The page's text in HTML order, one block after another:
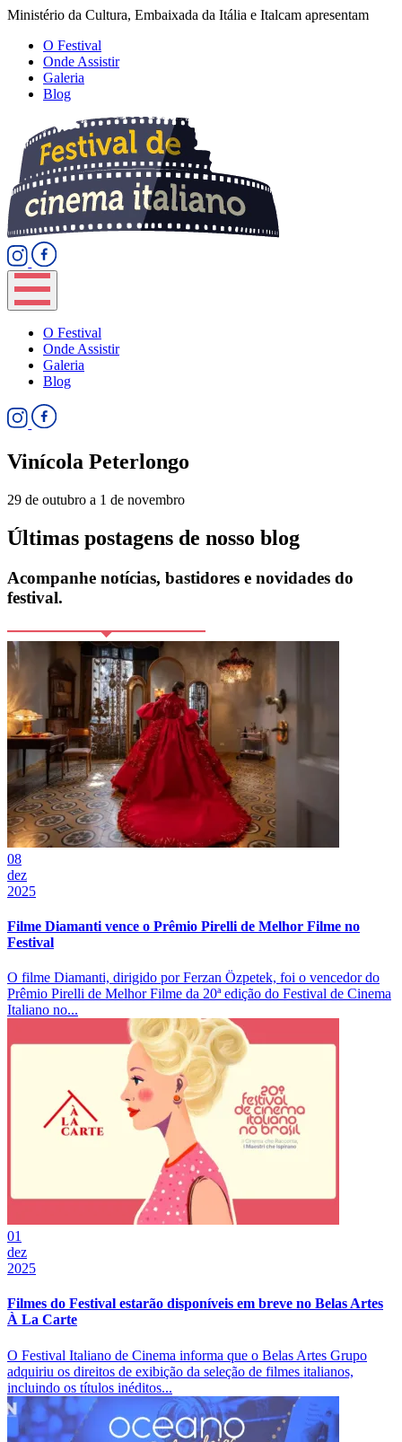
Ministério da Cultura, Embaixada da Itália e Italcam apresentam
O Festival
Onde Assistir
Galeria
Blog
O Festival
Onde Assistir
Galeria
Blog
Vinícola Peterlongo
29 de outubro a 1 de novembro
Últimas postagens de nosso blog
Acompanhe notícias, bastidores e novidades do
festival.
08
dez
2025
Filme Diamanti vence o Prêmio Pirelli de Melhor Filme no
Festival
O filme Diamanti, dirigido por Ferzan Özpetek, foi o vencedor do
Prêmio Pirelli de Melhor Filme da 20ª edição do Festival de Cinema
Italiano no...
01
dez
2025
Filmes do Festival estarão disponíveis em breve no Belas Artes
À La Carte
O Festival Italiano de Cinema informa que o Belas Artes Grupo
adquiriu os direitos de exibição da seleção de filmes italianos,
incluindo os títulos inéditos...